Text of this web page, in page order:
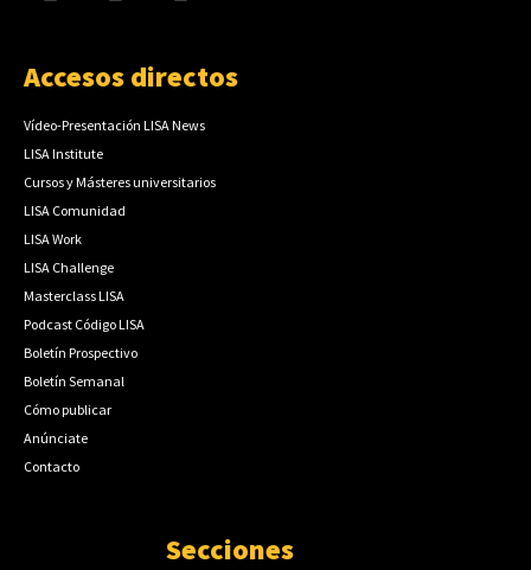
Accesos directos
Vídeo-Presentación LISA News
LISA Institute
Cursos y Másteres universitarios
LISA Comunidad
LISA Work
LISA Challenge
Masterclass LISA
Podcast Código LISA
Boletín Prospectivo
Boletín Semanal
Cómo publicar
Anúnciate
Contacto
Secciones